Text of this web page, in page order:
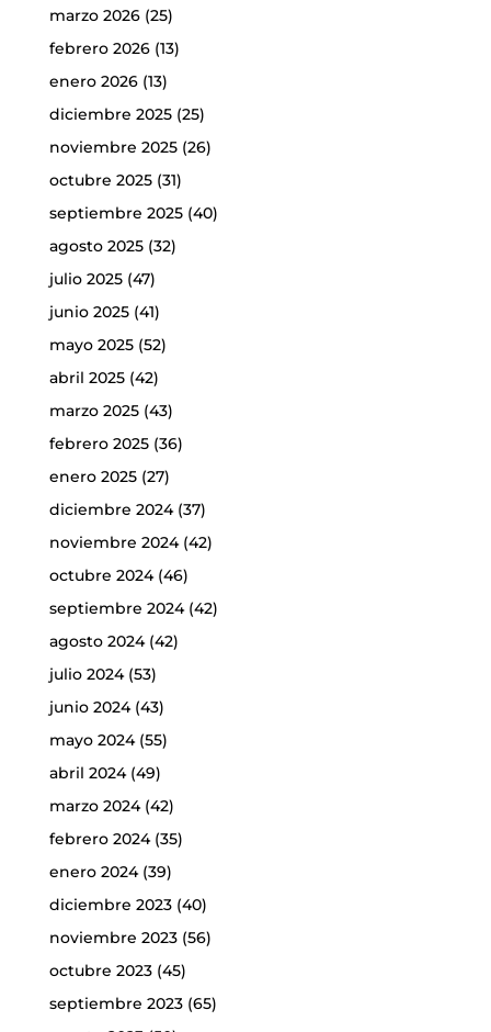
marzo 2026(25)
febrero 2026(13)
enero 2026(13)
diciembre 2025(25)
noviembre 2025(26)
octubre 2025(31)
septiembre 2025(40)
agosto 2025(32)
julio 2025(47)
junio 2025(41)
mayo 2025(52)
abril 2025(42)
marzo 2025(43)
febrero 2025(36)
enero 2025(27)
diciembre 2024(37)
noviembre 2024(42)
octubre 2024(46)
septiembre 2024(42)
agosto 2024(42)
julio 2024(53)
junio 2024(43)
mayo 2024(55)
abril 2024(49)
marzo 2024(42)
febrero 2024(35)
enero 2024(39)
diciembre 2023(40)
noviembre 2023(56)
octubre 2023(45)
septiembre 2023(65)